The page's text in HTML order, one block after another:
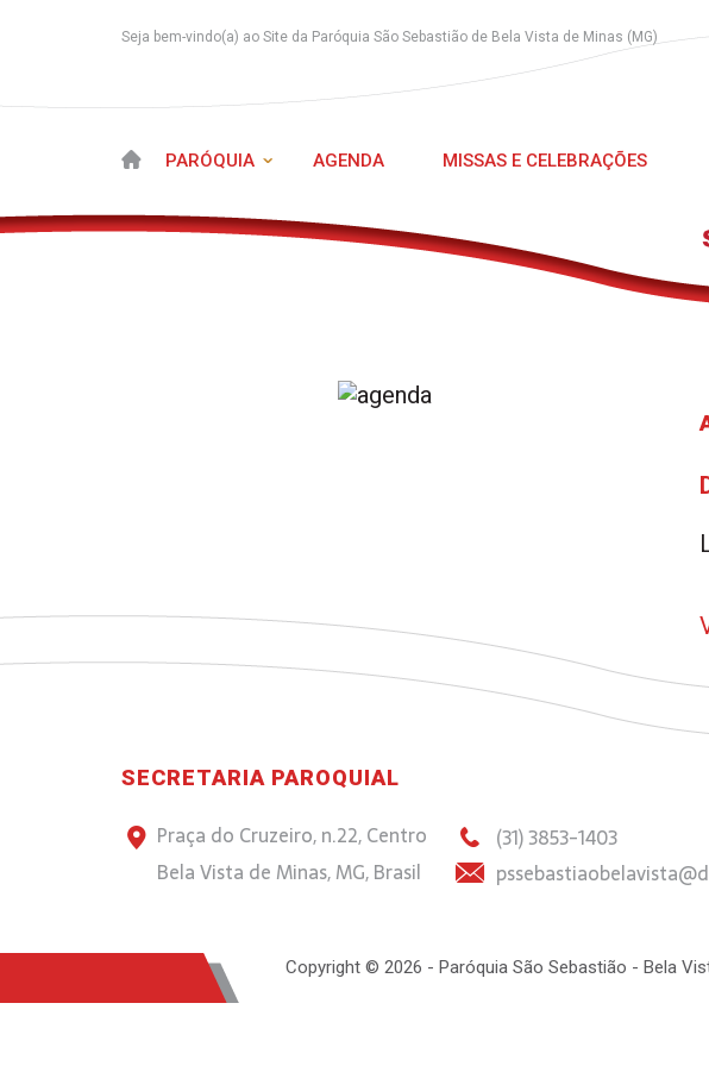
Seja bem-vindo(a) ao Site da Paróquia São Sebastião de Bela Vista de Minas (MG)
PARÓQUIA AGENDA MISSAS E CELEBRAÇÕES
SECRETARIA PAROQUIAL
Praça do Cruzeiro, n.22, Centro
Bela Vista de Minas, MG, Brasil
(31) 3853-1403
Copyright © 2026 - Paróquia São Sebastião -